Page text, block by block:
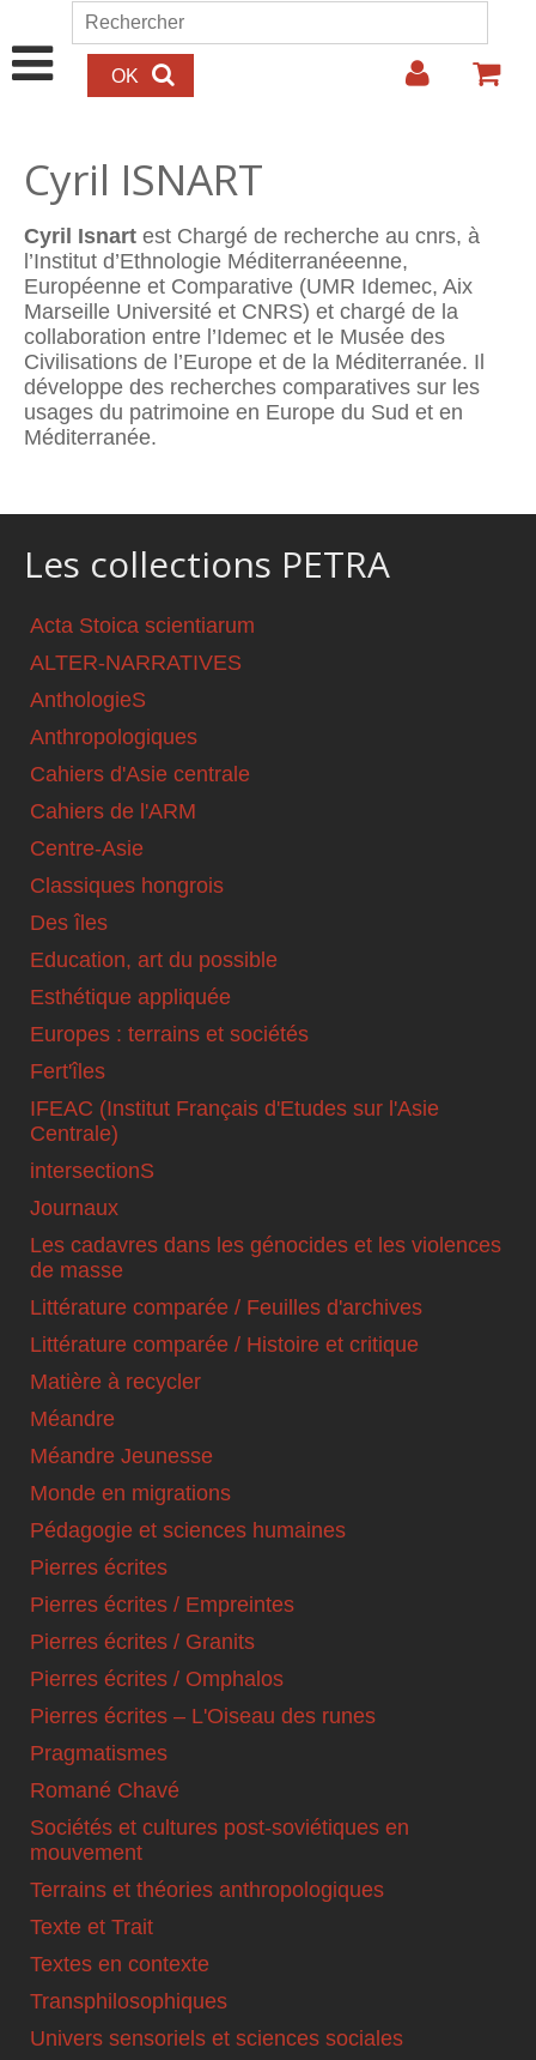
Aller au contenu principal
Formulaire de recherche
Rechercher
Cyril ISNART
Cyril Isnart est Chargé de recherche au cnrs, à
l’Institut d’Ethnologie Méditerranéeenne,
Européenne et Comparative (UMR Idemec, Aix
Marseille Université et CNRS) et chargé de la
collaboration entre l’Idemec et le Musée des
Civilisations de l’Europe et de la Méditerranée. Il
développe des recherches comparatives sur les
usages du patrimoine en Europe du Sud et en
Méditerranée.
Les collections PETRA
Acta Stoica scientiarum
ALTER-NARRATIVES
AnthologieS
Anthropologiques
Cahiers d'Asie centrale
Cahiers de l'ARM
Centre-Asie
Classiques hongrois
Des îles
Education, art du possible
Esthétique appliquée
Europes : terrains et sociétés
Fert'îles
IFEAC (Institut Français d'Etudes sur l'Asie
Centrale)
intersectionS
Journaux
Les cadavres dans les génocides et les violences
de masse
Littérature comparée / Feuilles d'archives
Littérature comparée / Histoire et critique
Matière à recycler
Méandre
Méandre Jeunesse
Monde en migrations
Pédagogie et sciences humaines
Pierres écrites
Pierres écrites / Empreintes
Pierres écrites / Granits
Pierres écrites / Omphalos
Pierres écrites – L'Oiseau des runes
Pragmatismes
Romané Chavé
Sociétés et cultures post-soviétiques en
mouvement
Terrains et théories anthropologiques
Texte et Trait
Textes en contexte
Transphilosophiques
Univers sensoriels et sciences sociales